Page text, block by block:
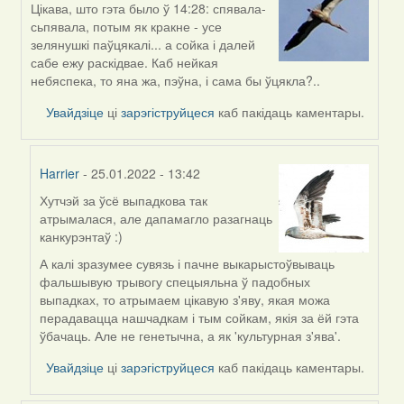
In
reply
to
by
Peregrinus
Цікава, што гэта было ў 14:28: спявала-
сьпявала, потым як кракне - усе
зелянушкі паўцякалі... а сойка і далей
сабе ежу раскідвае. Каб нейкая
небяспека, то яна жа, пэўна, і сама бы ўцякла?..
Увайдзіце цізарэгіструйцеся каб пакідаць каментары.
Harrier - 25.01.2022 - 13:42
In
reply
to
by
Lighty
Хутчэй за ўсё выпадкова так
атрымалася, але дапамагло разагнаць
канкурэнтаў :)
А калі зразумее сувязь і пачне выкарыстоўвываць
фальшывую трывогу спецыяльна ў падобных
выпадках, то атрымаем цікавую з'яву, якая можа
перадавацца нашчадкам і тым сойкам, якія за ёй гэта
ўбачаць. Але не генетычна, а як 'культурная з'ява'.
Увайдзіце цізарэгіструйцеся каб пакідаць каментары.